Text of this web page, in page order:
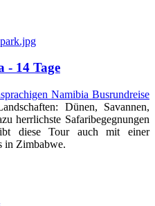
- 14 Tage
Namibia Busrundreise
Dünen, Savannen,
herrlichste Safaribegegnungen
diese Tour auch mit einer
in Zimbabwe.